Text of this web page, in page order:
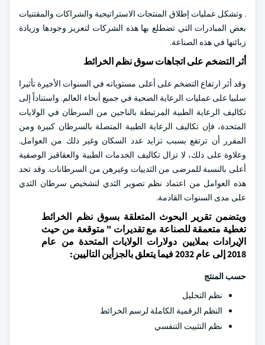
. وتشكل عمليات إطلاق المنتجات الاستراتيجية والشراكات والمقتنيات
بعض المبادرات التي تضطلع بها هذه الشركات لتعزيز وجودها وزيادة
زبائنها في هذه الصناعة.
أثر التضخم على اتجاهات سوق نظم الخرائط
وقد أثر ارتفاع التضخم على أعلى مستوياته في السنوات الأخيرة تأثيرا
سلبيا على عمليات الرعاية الصحية في جميع أنحاء العالم. واستناداً إلى
تكاليف الرعاية الطبية المرتبطة بالناجين من السرطان في الولايات
المتحدة، فإن تكاليف الرعاية الطبية المتصلة بالسرطان كبيرة ومن
المقرر أن ترتفع بسبب تزايد عدد السكان وغير ذلك من العوامل.
وعلاوة على ذلك، لا تزال تكاليف الخدمات الطبية والعقاقير الوصفية
أعلى بالنسبة للمرضى من الثدييات وغيرهن من السرطانات. وقد تحد
هذه العوامل من اعتماد نظم تصوير الثدي لتشخيص سرطان الثدي
على مدى السنوات القادمة.
ويتضمن تقرير البحوث المتعلقة بسوق نظم الخرائط
تغطية متعمقة للصناعة مع تقديرات " متوقعة من حيث
الإيرادات بملايين دولارات الولايات المتحدة من عام
2018 إلى عام 2032 فيما يتعلق بالجزأين التاليين:
حسب المنتج
نظم التحليل
النظم الرقمية الكاملة لرسم الخرائط
نظم التثبيت التنفسي